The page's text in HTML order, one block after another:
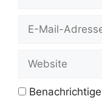
Mail-